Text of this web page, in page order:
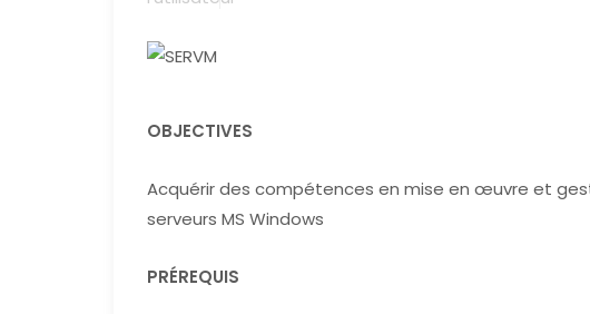
OBJECTIVES
Acquérir des compétences en mise en œuvre et
serveurs MS Windows
PRÉREQUIS